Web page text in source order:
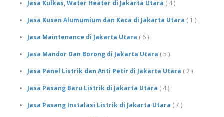
Jasa Kulkas, Water Heater di Jakarta Utara ( 4 )
Jasa Kusen Alumumium dan Kaca di Jakarta Utara ( 1 )
Jasa Maintenance di Jakarta Utara ( 6 )
Jasa Mandor Dan Borong di Jakarta Utara ( 5 )
Jasa Panel Listrik dan Anti Petir di Jakarta Utara ( 2 )
Jasa Pasang Baru Listrik di Jakarta Utara ( 4 )
Jasa Pasang Instalasi Listrik di Jakarta Utara ( 7 )